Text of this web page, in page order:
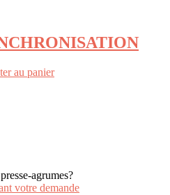
au panier
agrumes?
votre demande